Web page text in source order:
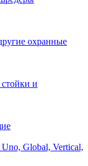
охранные
и
Global, Vertical,